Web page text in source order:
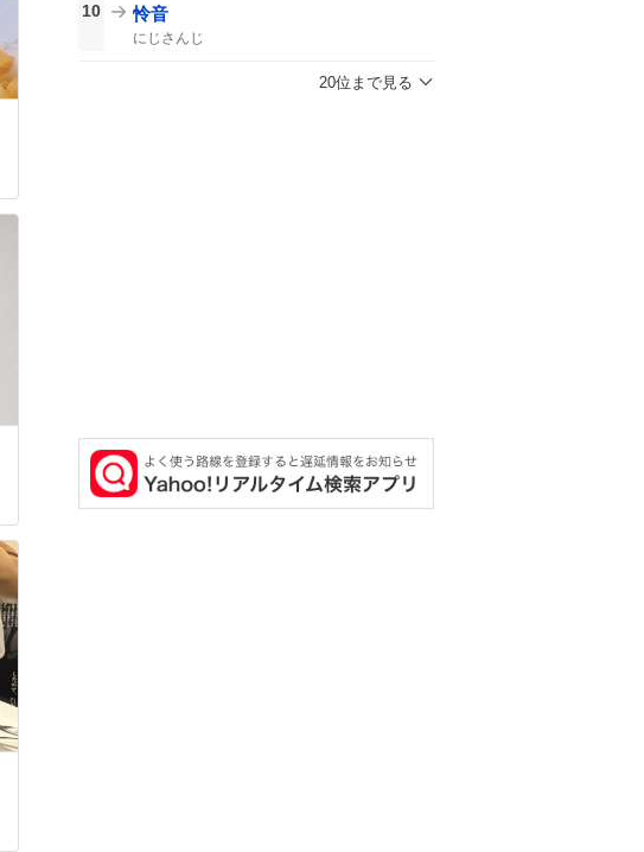
10 怜音
にじさんじ
20位まで見る